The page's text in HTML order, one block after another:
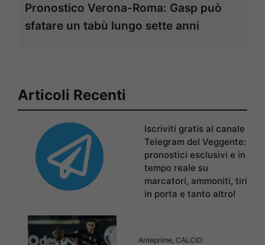
Pronostico Verona-Roma: Gasp può
sfatare un tabù lungo sette anni
Articoli Recenti
Iscriviti gratis al canale
Telegram del Veggente:
pronostici esclusivi e in
tempo reale su
marcatori, ammoniti, tiri
in porta e tanto altro!
Anteprime CALCIO